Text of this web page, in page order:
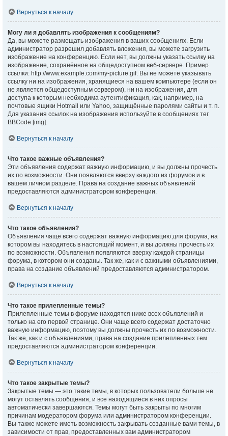
Вернуться к началу
Могу ли я добавлять изображения к сообщениям?
Да, вы можете размещать изображения в ваших сообщениях. Если
администратор разрешил добавлять вложения, вы можете загрузить
изображение на конференцию. Если нет, вы должны указать ссылку на
изображение, сохранённое на общедоступном веб-сервере. Пример
ссылки: http://www.example.com/my-picture.gif. Вы не можете указывать
ссылку ни на изображения, хранящиеся на вашем компьютере (если он
не является общедоступным сервером), ни на изображения, для
доступа к которым необходима аутентификация, как, например, на
почтовые ящики Hotmail или Yahoo, защищённые паролями сайты и т. п.
Для указания ссылок на изображения используйте в сообщениях тег
BBCode [img].
Вернуться к началу
Что такое важные объявления?
Эти объявления содержат важную информацию, и вы должны прочесть
их по возможности. Они появляются вверху каждого из форумов и в
вашем личном разделе. Права на создание важных объявлений
предоставляются администратором конференции.
Вернуться к началу
Что такое объявления?
Объявления чаще всего содержат важную информацию для форума, на
котором вы находитесь в настоящий момент, и вы должны прочесть их
по возможности. Объявления появляются вверху каждой страницы
форума, в котором они созданы. Так же, как и с важными объявлениями,
права на создание объявлений предоставляются администратором.
Вернуться к началу
Что такое прилепленные темы?
Прилепленные темы в форуме находятся ниже всех объявлений и
только на его первой странице. Они чаще всего содержат достаточно
важную информацию, поэтому вы должны прочесть их по возможности.
Так же, как и с объявлениями, права на создание прилепленных тем
предоставляются администратором конференции.
Вернуться к началу
Что такое закрытые темы?
Закрытые темы — это такие темы, в которых пользователи больше не
могут оставлять сообщения, и все находящиеся в них опросы
автоматически завершаются. Темы могут быть закрыты по многим
причинам модератором форума или администратором конференции.
Вы также можете иметь возможность закрывать созданные вами темы, в
зависимости от прав, предоставленных вам администратором